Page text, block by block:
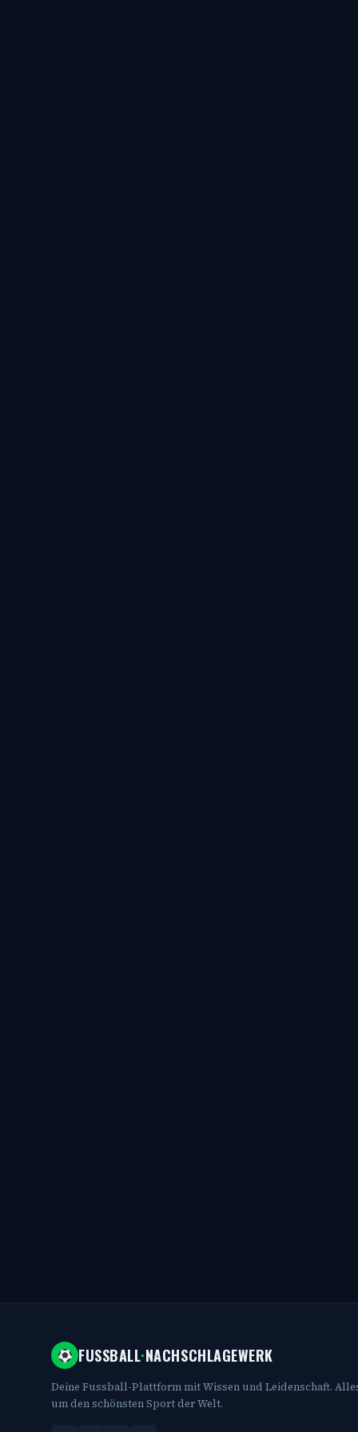
FUSSBALL·NACHSCHLAGEWERK
Deine Fussball-Plattform mit Wissen und Leidenschaft.
um den schönsten Sport der Welt.